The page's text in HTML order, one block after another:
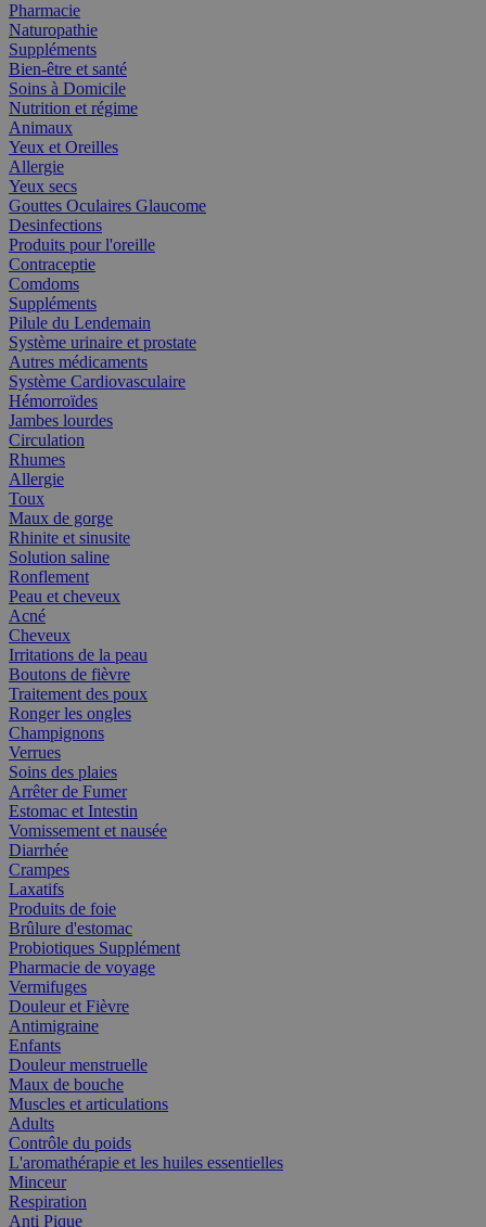
Pharmacie
Naturopathie
Suppléments
Bien-être et santé
Soins à Domicile
Nutrition et régime
Animaux
Yeux et Oreilles
Allergie
Yeux secs
Gouttes Oculaires Glaucome
Desinfections
Produits pour l'oreille
Contraceptie
Comdoms
Suppléments
Pilule du Lendemain
Système urinaire et prostate
Autres médicaments
Système Cardiovasculaire
Hémorroïdes
Jambes lourdes
Circulation
Rhumes
Allergie
Toux
Maux de gorge
Rhinite et sinusite
Solution saline
Ronflement
Peau et cheveux
Acné
Cheveux
Irritations de la peau
Boutons de fièvre
Traitement des poux
Ronger les ongles
Champignons
Verrues
Soins des plaies
Arrêter de Fumer
Estomac et Intestin
Vomissement et nausée
Diarrhée
Crampes
Laxatifs
Produits de foie
Brûlure d'estomac
Probiotiques Supplément
Pharmacie de voyage
Vermifuges
Douleur et Fièvre
Antimigraine
Enfants
Douleur menstruelle
Maux de bouche
Muscles et articulations
Adults
Contrôle du poids
L'aromathérapie et les huiles essentielles
Minceur
Respiration
Anti Pique